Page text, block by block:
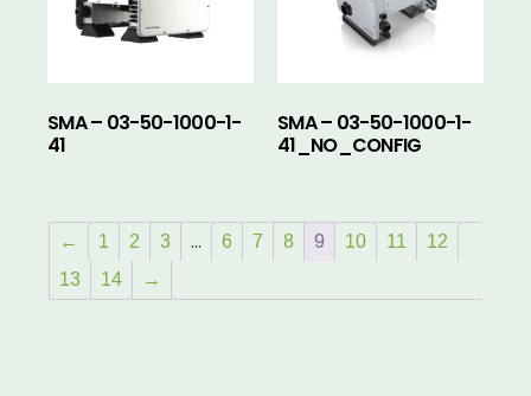
SMA – 03-50-1000-1-
41
SMA – 03-50-1000-1-
41_NO_CONFIG
← 1 2 3 … 6 7 8 9 10 11
12
13
14 →